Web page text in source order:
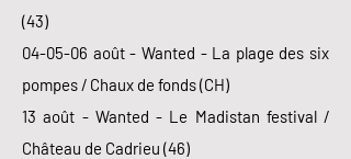
(43)
04-05-06 août - Wanted - La plage des six
pompes / Chaux de fonds (CH)
13 août - Wanted - Le Madistan festival /
Château de Cadrieu (46)